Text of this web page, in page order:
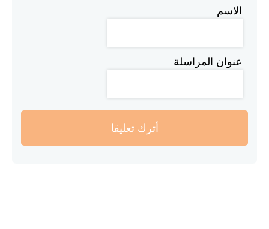
الاسم
عنوان المراسلة
أترك تعليقا